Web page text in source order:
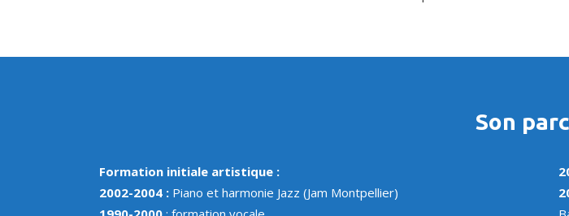
Son
Formation initiale artistique :
2002-2004 : Piano et harmonie Jazz (Jam Montpellier)